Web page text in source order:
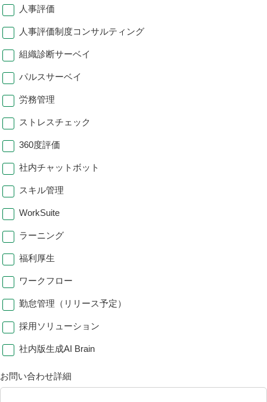
人事評価
人事評価制度コンサルティング
組織診断サーベイ
パルスサーベイ
労務管理
ストレスチェック
360度評価
社内チャットボット
スキル管理
WorkSuite
ラーニング
福利厚生
ワークフロー
勤怠管理（リリース予定）
採用ソリューション
社内版生成AI Brain
お問い合わせ詳細